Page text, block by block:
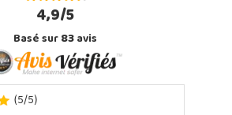
4,9/5
Basé sur83avis
(5/5)